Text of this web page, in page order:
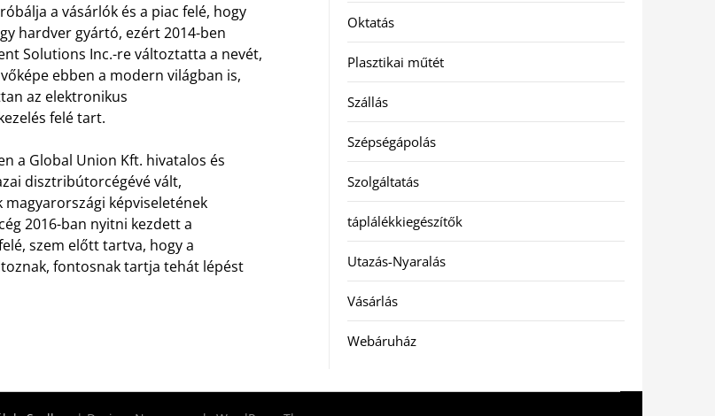
a vásárlók és a piac felé, hogy
hardver gyártó, ezért 2014-ben
Solutions Inc.-re változtatta a nevét,
ebben a modern világban is,
az elektronikus
felé tart.
a Global Union Kft. hivatalos és
disztribútorcégévé vált,
képviseletének
2016-ban nyitni kezdett a
szem előtt tartva, hogy a
fontosnak tartja tehát lépést
Oktatás
Plasztikai műtét
Szállás
Szépségápolás
Szolgáltatás
táplálékkiegészítők
Utazás-Nyaralás
Vásárlás
Webáruház